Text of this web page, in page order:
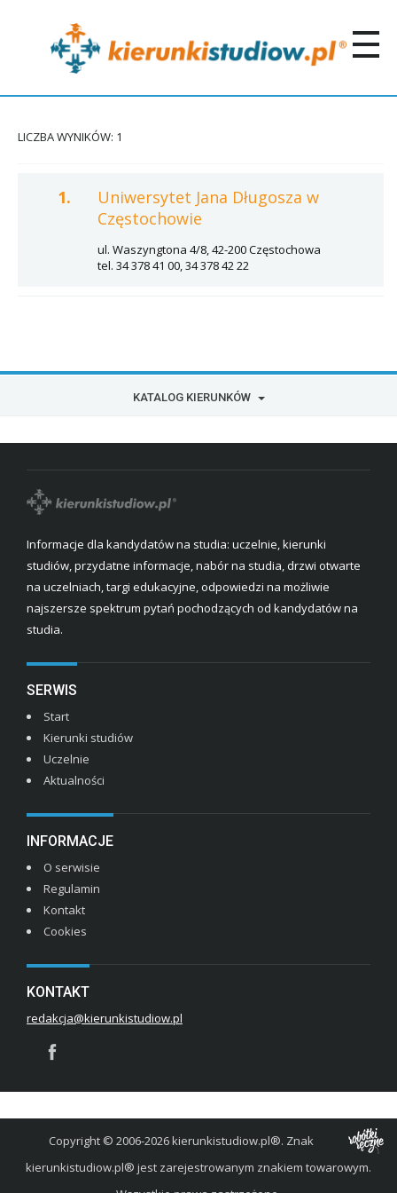
LICZBA WYNIKÓW: 1
1.
Uniwersytet Jana Długosza w
Częstochowie
ul. Waszyngtona 4/8, 42-200 Częstochowa
tel. 34 378 41 00, 34 378 42 22
KATALOG KIERUNKÓW
Informacje dla kandydatów na studia: uczelnie, kierunki
studiów, przydatne informacje, nabór na studia, drzwi otwarte
na uczelniach, targi edukacyjne, odpowiedzi na możliwie
najszersze spektrum pytań pochodzących od kandydatów na
studia.
SERWIS
Start
Kierunki studiów
Uczelnie
Aktualności
INFORMACJE
O serwisie
Regulamin
Kontakt
Cookies
KONTAKT
redakcja@kierunkistudiow.pl
Copyright © 2006-2026 kierunkistudiow.pl®. Znak
kierunkistudiow.pl® jest zarejestrowanym znakiem towarowym.